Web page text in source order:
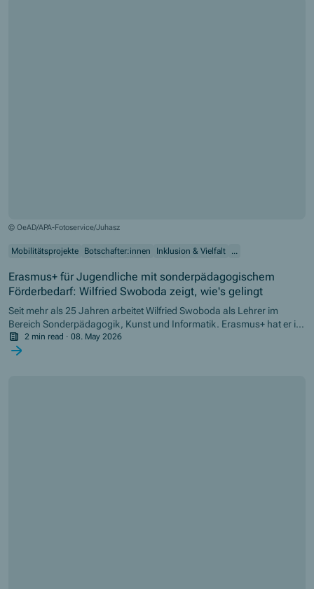
© OeAD/APA-Fotoservice/Juhasz
Mobilitätsprojekte Botschafter:innen Inklusion & Vielfalt ...
Erasmus+ für Jugendliche mit sonderpädagogischem
Förderbedarf: Wilfried Swoboda zeigt, wie's gelingt
Seit mehr als 25 Jahren arbeitet Wilfried Swoboda als Lehrer im
Bereich Sonderpädagogik, Kunst und Informatik. Erasmus+ hat er in
seiner täglichen Schulpraxis fest verankert. Aktuell arbeitet er im
Koordinationsteam der Erasmus+ Akkreditierung am Schulzentrum
2 min read · 08. May 2026